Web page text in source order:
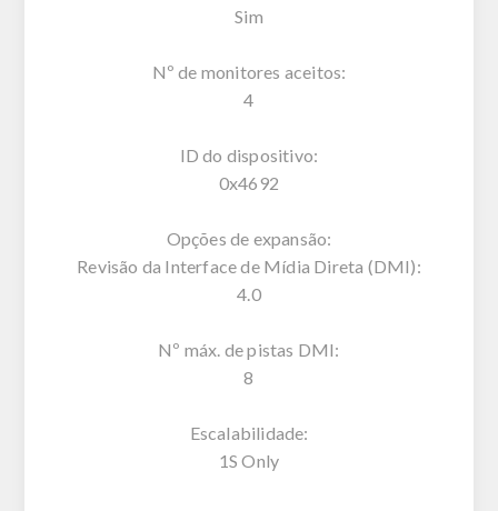
Sim
Nº de monitores aceitos:
4
ID do dispositivo:
0x4692
Opções de expansão:
Revisão da Interface de Mídia Direta (DMI):
4.0
Nº máx. de pistas DMI:
8
Escalabilidade:
1S Only